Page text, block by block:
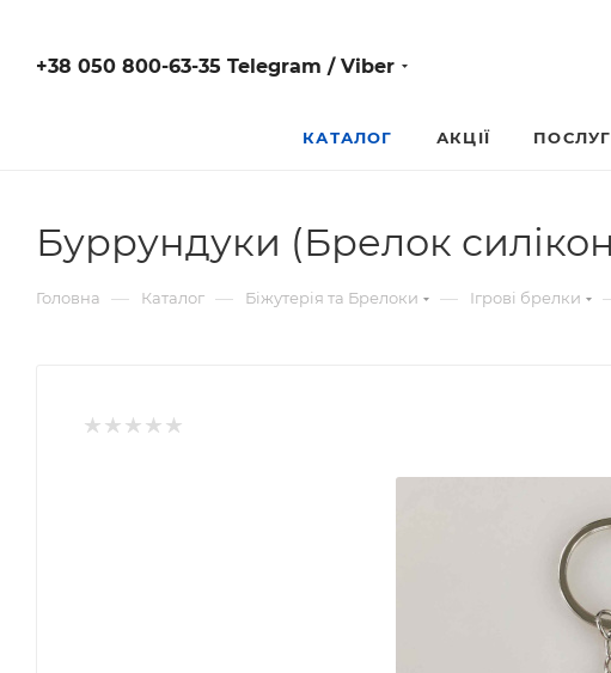
+38 050 800-63-35 Telegram / Viber
КАТАЛОГ АКЦІЇ
Буррундуки (Брелок
Головна — Каталог — Біжутерія та Брелоки — Ігрові брелки